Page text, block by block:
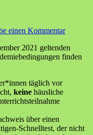
einen Kommentar
2021 geltenden
finden
täglich vor
keine häusliche
über einen
Schnelltest, der nicht